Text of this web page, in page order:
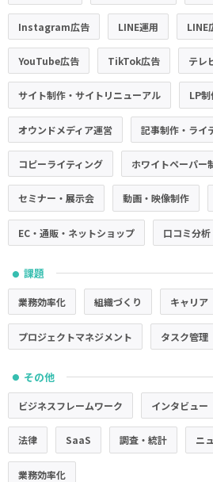
Instagram広告 LINE運用 LINE
YouTube広告 TikTok広告 テレ
サイト制作・サイトリニューアル LP
オウンドメディア運営 記事制作・ライ
コピーライティング ホワイトペーパー
セミナー・展示会 動画・映像制作
EC・通販・ネットショップ 口コミ分
● 課題
業務効率化 組織づくり キャリア
プロジェクトマネジメント タスク管理
● その他
ビジネスフレームワーク インタビュー
法律 SaaS 調査・統計 ニ
業務効率化